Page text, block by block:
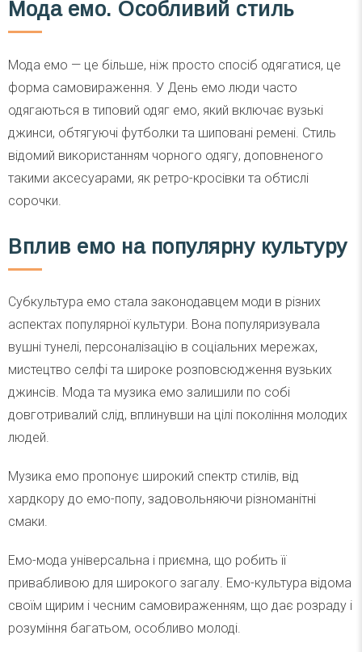
Мода емо. Особливий стиль
Мода емо — це більше, ніж просто спосіб одягатися, це
форма самовираження. У День емо люди часто
одягаються в типовий одяг емо, який включає вузькі
джинси, обтягуючі футболки та шиповані ремені. Стиль
відомий використанням чорного одягу, доповненого
такими аксесуарами, як ретро-кросівки та обтислі
сорочки.
Вплив емо на популярну культуру
Субкультура емо стала законодавцем моди в різних
аспектах популярної культури. Вона популяризувала
вушні тунелі, персоналізацію в соціальних мережах,
мистецтво селфі та широке розповсюдження вузьких
джинсів. Мода та музика емо залишили по собі
довготривалий слід, вплинувши на цілі покоління молодих
людей.
Музика емо пропонує широкий спектр стилів, від
хардкору до емо-попу, задовольняючи різноманітні
смаки.
Емо-мода універсальна і приємна, що робить її
привабливою для широкого загалу. Емо-культура відома
своїм щирим і чесним самовираженням, що дає розраду і
розуміння багатьом, особливо молоді.